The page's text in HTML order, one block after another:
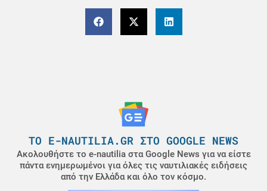
ΤΟ E-NAUTILIA.GR ΣΤΟ GOOGLE NEWS
Ακολουθήστε το e-nautilia στα Google News για να είστε
πάντα ενημερωμένοι για όλες τις ναυτιλιακές ειδήσεις
από την Ελλάδα και όλο τον κόσμο.